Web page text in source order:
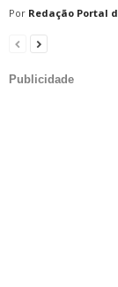
Redação Portal
Publicidade